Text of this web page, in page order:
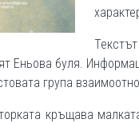
Еньова буля.
група
кръщава